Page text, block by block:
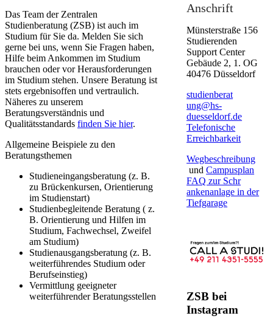
Das Team der Zentralen
Studienberatung (ZSB) ist auch im
Studium für Sie da. Melden Sie sich
gerne bei uns, wenn Sie Fragen haben,
Hilfe beim Ankommen im Studium
brauchen oder vor Herausforderungen
im Studium stehen. Unsere Beratung ist
stets ergebnisoffen und vertraulich.
Näheres zu unserem
Beratungsverständnis und
Qualitätsstandards finden Sie hier​.
Allgemeine Beispiele zu den
Beratungsthemen
Studieneingangsberatung (z. B.
zu Brückenkursen, Orientierung
im Studienstart)
Studienbegleitende Beratung ( z.
B. Orientierung und Hilfen im
Studium, Fachwechsel, Zweifel
am Studium)
Studienausgangsberatung (z. B.
weiterführendes Studium oder
Berufseinstieg)
Vermittlung geeigneter
weiterführender Beratungsstellen ​
Anschrift
Münsterstraße 156
Studierenden
Support Center
Gebäude 2, 1. OG​
40476 Düsseldorf
studienbera​t​
ung@hs-
duesseldorf.de​​
​Telefonische
Erreichbarkeit​
Wegbeschreibung​
undCampu​splan
FAQ zur Schr​
ankenanlage in der
Tiefgarage​​​
ZSB bei
Instagram